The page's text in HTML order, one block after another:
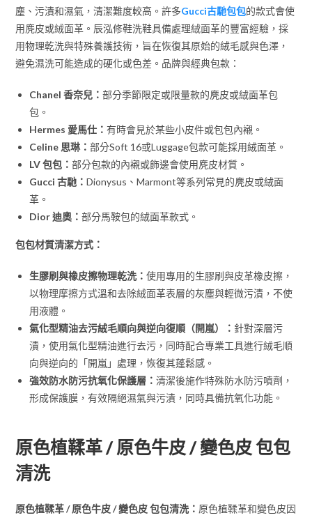
塵、污漬和濕氣，清潔難度較高。許多Gucci古馳包包的款式會使
用麂皮或絨面革。辰泓修鞋洗鞋具備處理絨面革的豐富經驗，採
用物理乾洗與特殊養護技術，旨在恢復其原始的絨毛感與色澤，
避免濕洗可能造成的硬化或色差。品牌與經典包款：
Chanel 香奈兒：部分季節限定或限量款的麂皮或絨面革包
包。
Hermes 愛馬仕：有時會見於某些小皮件或包包內襯。
Celine 思琳：部分Soft 16或Luggage包款可能採用絨面革。
LV 包包：部分包款的內襯或飾邊會使用麂皮材質。
Gucci 古馳：Dionysus、Marmont等系列常見的麂皮或絨面
革。
Dior 迪奧：部分馬鞍包的絨面革款式。
包包材質清潔方式：
生膠刷與橡皮擦物理乾洗：使用專用的生膠刷與皮革橡皮擦，
以物理摩擦方式溫和去除絨面革表層的灰塵與輕微污漬，不使
用液體。
氣化型精油去污絨毛順向與逆向復順（開嵐）： 針對深層污
漬，使用氣化型精油進行去污，同時配合專業工具進行絨毛順
向與逆向的「開嵐」處理，恢復其蓬鬆感。
強效防水防污抗氧化保護層：清潔後施作特殊防水防污噴劑，
形成保護膜，有效隔絕濕氣與污漬，同時具備抗氧化功能。
原色植鞣革 / 原色牛皮 / 變色皮 包包
清洗
原色植鞣革 / 原色牛皮 / 變色皮 包包清洗： 原色植鞣革和變色皮因